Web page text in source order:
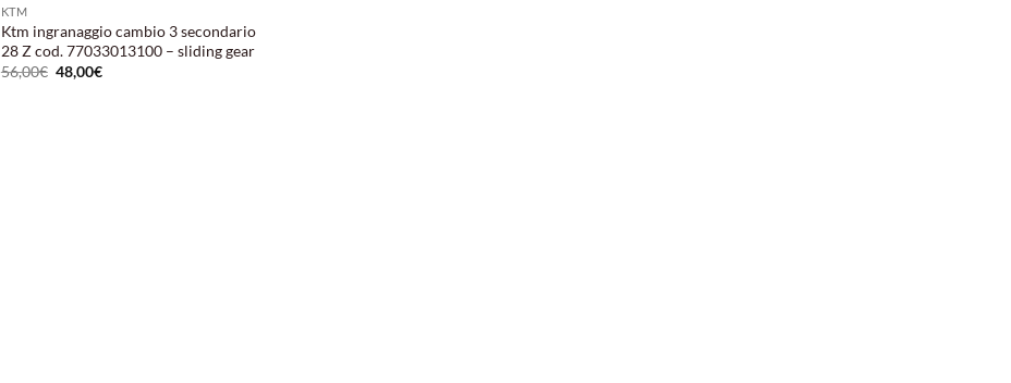
KTM
Ktm ingranaggio cambio 3 secondario
28 Z cod. 77033013100 – sliding gear
56,00€ Il
prezzo
48,00€Il